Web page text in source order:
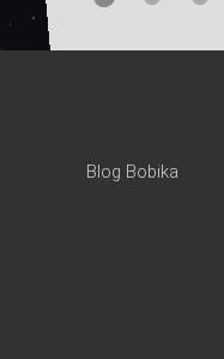
Blog Bobika